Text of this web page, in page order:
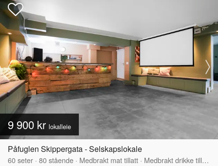
9 900 kr lokalleie
Påfuglen Skippergata - Selskapslokale
60seter · 80stående · Medbrakt mat tillatt · Medbrakt drikke tillatt